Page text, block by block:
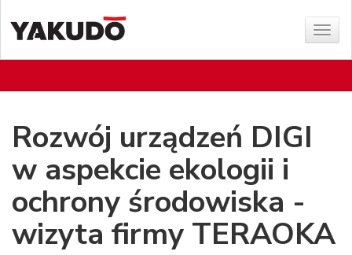
menu
Rozwój urządzeń DIGI
w aspekcie ekologii i
ochrony środowiska -
wizyta firmy TERAOKA